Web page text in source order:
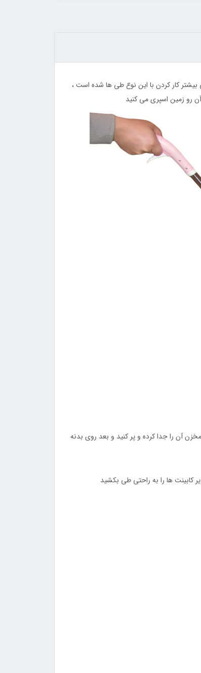
استیل کشویی وارداتی فائوشان
کار کردن با این نوع طی ها شده است ،
رو زمین اسپری می کنید
آن را جدا کرده و پر کنید و بعد روی بدنه